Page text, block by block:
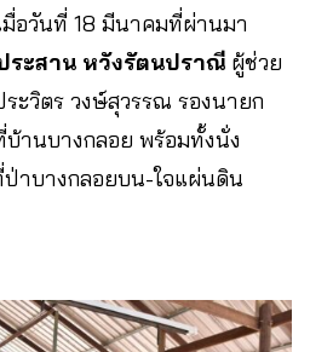
มื่อวันที่ 18 มีนาคมที่ผ่านมา
ระสาน หวังรัตนปราณี ผู้ช่วย
ะวิตร วงษ์สุวรรณ รองนายก
านบางกลอย พร้อมทั้งนั่ง
ป่าบางกลอยบน-ใจแผ่นดิน